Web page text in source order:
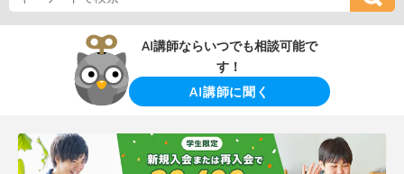
AI講師ならいつでも相談可能で
す！
AI講師に聞く